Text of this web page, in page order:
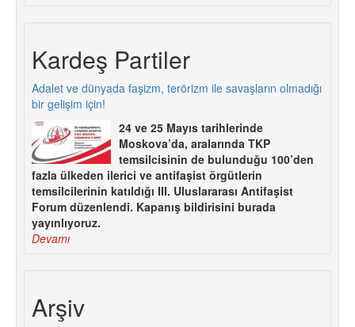
Kardeş Partiler
Adalet ve dünyada faşizm, terörizm ile savaşların olmadığı
bir gelişim için!
24 ve 25 Mayıs tarihlerinde
Moskova’da, aralarında TKP
temsilcisinin de bulunduğu 100’den
fazla ülkeden ilerici ve antifaşist örgütlerin
temsilcilerinin katıldığı III. Uluslararası Antifaşist
Forum düzenlendi. Kapanış bildirisini burada
yayınlıyoruz.
Devamı
Arşiv